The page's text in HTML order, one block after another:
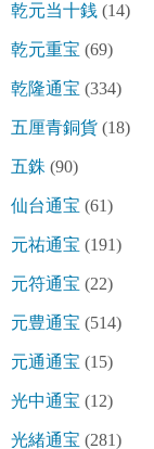
乾元当十銭 (14)
乾元重宝 (69)
乾隆通宝 (334)
五厘青銅貨 (18)
五銖 (90)
仙台通宝 (61)
元祐通宝 (191)
元符通宝 (22)
元豊通宝 (514)
元通通宝 (15)
光中通宝 (12)
光緒通宝 (281)